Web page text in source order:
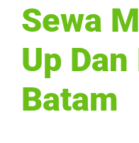
Sewa
Up
Batam